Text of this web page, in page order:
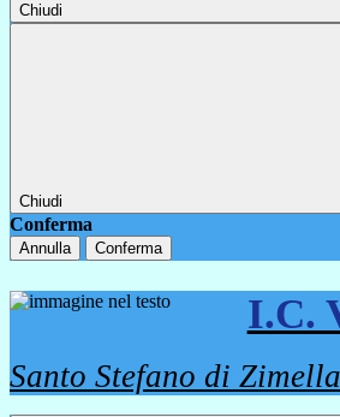
Chiudi
Chiudi
Conferma
Annulla Conferma
I.C.
Santo Stefano di Zimella